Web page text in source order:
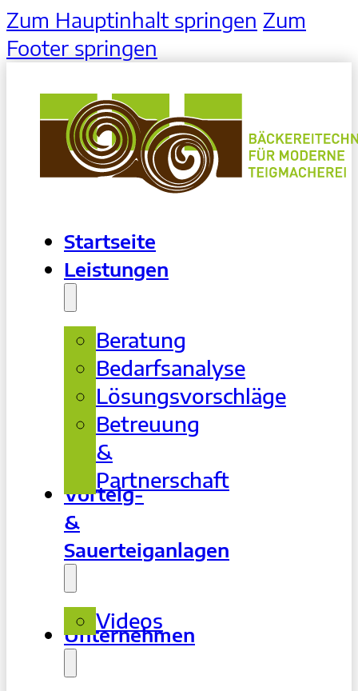
Zum Hauptinhalt springen Zum
Footer springen
Startseite
Leistungen
Beratung
Bedarfsanalyse
Lösungsvorschläge
Betreuung
&
Partnerschaft
Vorteig-
&
Sauerteiganlagen
Videos
Unternehmen